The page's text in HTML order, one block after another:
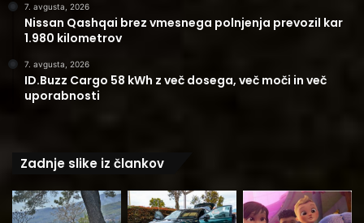
7. avgusta, 2026
Nissan Qashqai brez vmesnega polnjenja prevozil kar
1.980 kilometrov
7. avgusta, 2026
ID.Buzz Cargo 58 kWh z več dosega, več moči in več
uporabnosti
Zadnje slike iz člankov